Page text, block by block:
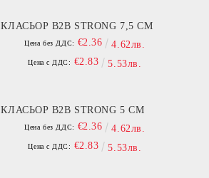
КЛАСЬОР B2B STRONG 7,5 СМ
Цена без ДДС: €2.36 4.62лв.
Цена с ДДС: €2.83 5.53лв.
КЛАСЬОР B2B STRONG 5 СМ
Цена без ДДС: €2.36 4.62лв.
Цена с ДДС: €2.83 5.53лв.